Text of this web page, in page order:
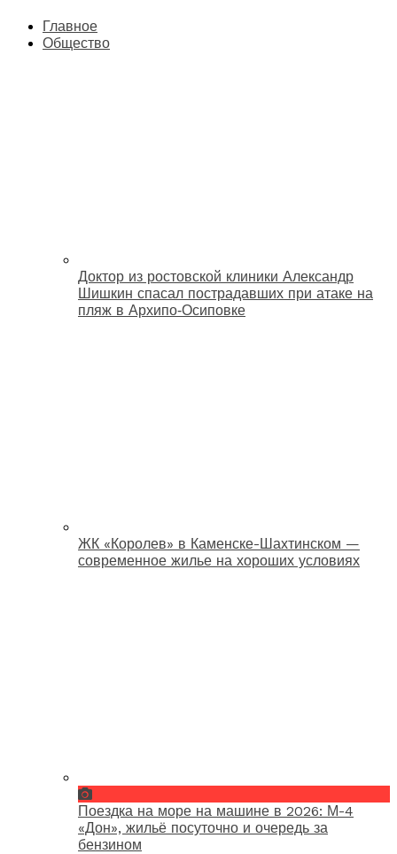
Главное
Общество
Доктор из ростовской клиники Александр
Шишкин спасал пострадавших при атаке на
пляж в Архипо‑Осиповке
ЖК «Королев» в Каменске-Шахтинском —
современное жилье на хороших условиях
Поездка на море на машине в 2026: М-4
«Дон», жильё посуточно и очередь за
бензином